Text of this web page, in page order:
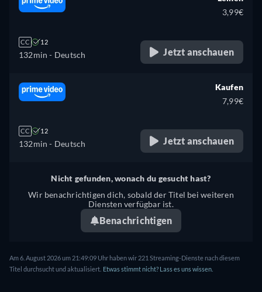
CC 12
132min - Deutsch
3,99€
Jetzt anschauen
CC 12
132min - Deutsch
Kaufen
7,99€
Jetzt anschauen
Nicht gefunden, wonach du gesucht hast?
Wir benachrichtigen dich, sobald der Titel bei weiteren
Diensten verfügbar ist.
Benachrichtigen
Am 6. August 2026 um 21:49:09 Uhr haben wir 221 Streaming-Dienste nach diesem
Titel durchsucht und aktualisiert. Etwas stimmt nicht? Lass es uns wissen.